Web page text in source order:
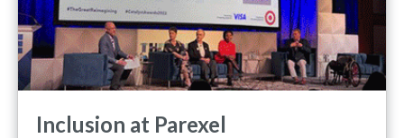
Inclusion at Parexel